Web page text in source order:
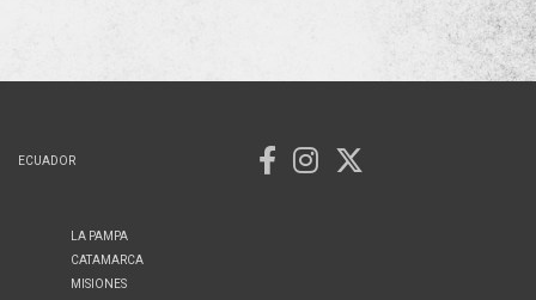
ECUADOR
LA PAMPA
CATAMARCA
MISIONES